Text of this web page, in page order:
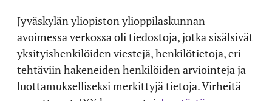
Jyväskylän yliopiston ylioppilaskunnan
avoimessa verkossa oli tiedostoja, jotka sisälsivät
yksityishenkilöiden viestejä, henkilötietoja, eri
tehtäviin hakeneiden henkilöiden arviointeja ja
luottamukselliseksi merkittyjä tietoja. Virheitä